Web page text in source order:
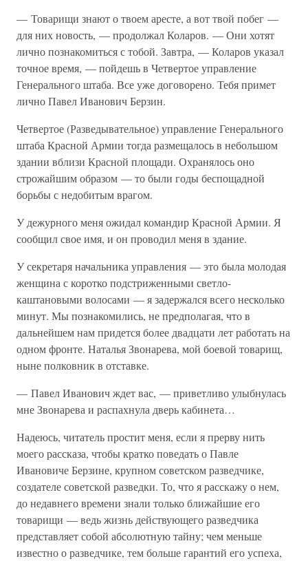
— Товарищи знают о твоем аресте, а вот твой побег —
для них новость, — продолжал Коларов. — Они хотят
лично познакомиться с тобой. Завтра, — Коларов указал
точное время, — пойдешь в Четвертое управление
Генерального штаба. Все уже договорено. Тебя примет
лично Павел Иванович Берзин.
Четвертое (Разведывательное) управление Генерального
штаба Красной Армии тогда размещалось в небольшом
здании вблизи Красной площади. Охранялось оно
строжайшим образом — то были годы беспощадной
борьбы с недобитым врагом.
У дежурного меня ожидал командир Красной Армии. Я
сообщил свое имя, и он проводил меня в здание.
У секретаря начальника управления — это была молодая
женщина с коротко подстриженными светло-
каштановыми волосами — я задержался всего несколько
минут. Мы познакомились, не предполагая, что в
дальнейшем нам придется более двадцати лет работать на
одном фронте. Наталья Звонарева, мой боевой товарищ,
ныне полковник в отставке.
— Павел Иванович ждет вас, — приветливо улыбнулась
мне Звонарева и распахнула дверь кабинета…
Надеюсь, читатель простит меня, если я прерву нить
моего рассказа, чтобы кратко поведать о Павле
Ивановиче Берзине, крупном советском разведчике,
создателе советской разведки. То, что я расскажу о нем,
до недавнего времени знали только ближайшие его
товарищи — ведь жизнь действующего разведчика
представляет собой абсолютную тайну; чем меньше
известно о разведчике, тем больше гарантий его успеха,